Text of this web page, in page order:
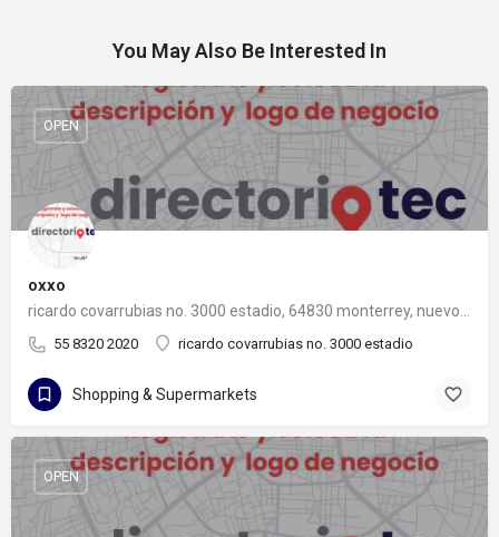
You May Also Be Interested In
oxxo
55 8320 2020 ricardo covarrubias no. 3000 estadio
OPEN
Shopping & Supermarkets
OPEN